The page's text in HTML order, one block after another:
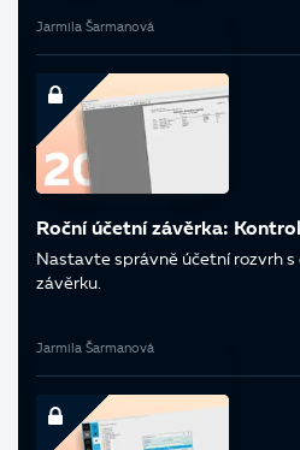
Jarmila Šarmanová
Roční účetní závěrka:
Nastavte správně účetní rozvrh s
závěrku.
Jarmila Šarmanová